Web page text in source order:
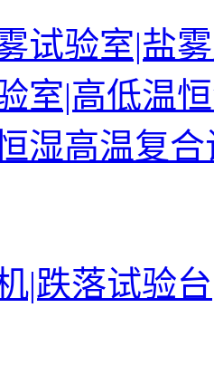
试验室|盐
室|高低温
湿高温复合
|跌落试验台